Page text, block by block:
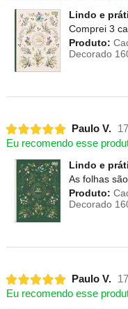
Lindo e
Comprei 3
Produto:
Decorado
Paulo V.
Eu recomendo esse
Lindo e
As folhas
Produto:
Decorado
Paulo V.
Eu recomendo esse